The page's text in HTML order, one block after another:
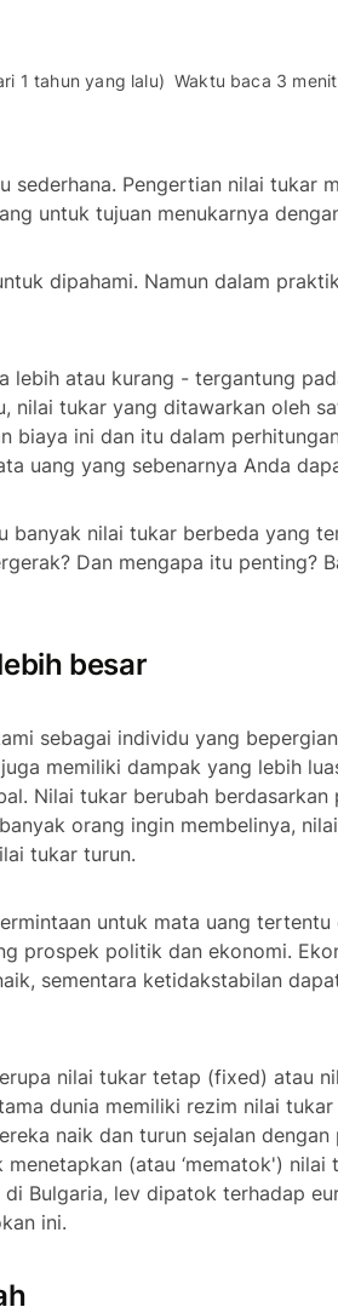
1 tahun yang lalu) Waktu baca 3 menit
sederhana. Pengertian nilai tukar
untuk tujuan menukarnya
dipahami. Namun dalam
lebih atau kurang - tergantung
nilai tukar yang ditawarkan oleh
biaya ini dan itu dalam
uang yang sebenarnya Anda
banyak nilai tukar berbeda yang
Dan mengapa itu penting?
besar
sebagai individu yang
memiliki dampak yang lebih
Nilai tukar berubah berdasarkan
orang ingin membelinya,
tukar turun.
untuk mata uang
prospek politik dan ekonomi.
sementara ketidakstabilan
nilai tukar tetap (fixed) atau
dunia memiliki rezim nilai
naik dan turun sejalan dengan
menetapkan (atau ‘mematok')
di Bulgaria, lev dipatok terhadap
ini.